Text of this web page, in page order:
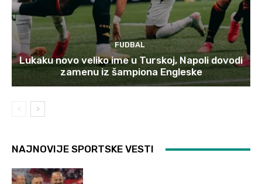
FUDBAL
Lukaku novo veliko ime u Turskoj, Napoli dovodi
zamenu iz šampiona Engleske
NAJNOVIJE SPORTSKE VESTI